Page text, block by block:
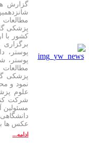
گزارش
پزشکی
برگزاری
پوستر،
پوستر،
پزشکی
نمود و
علوم
شرکت
مسئولین
دانشگاهی
عکس ها به
ادامه...